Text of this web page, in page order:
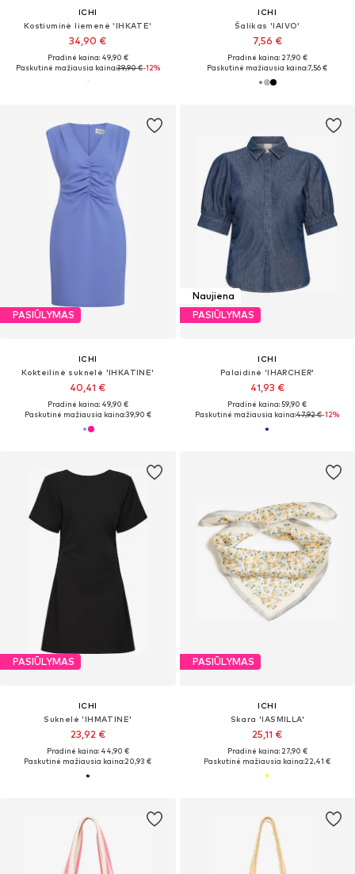
ICHI
Kostiuminė liemenė 'IHKATE'
34,90 €
Pradinė kaina: 49,90 €
Paskutinė mažiausia kaina:39,90 €-12%
ICHI
Šalikas 'IAIVO'
7,56 €
Pradinė kaina: 27,90 €
Paskutinė mažiausia kaina:7,56 €
PASIŪLYMAS
ICHI
Kokteilinė suknelė 'IHKATINE'
40,41 €
Pradinė kaina: 49,90 €
Paskutinė mažiausia kaina:39,90 €
Naujiena
PASIŪLYMAS
ICHI
Palaidinė 'IHARCHER'
41,93 €
Pradinė kaina: 59,90 €
Paskutinė mažiausia kaina:47,92 €-12%
PASIŪLYMAS
ICHI
Suknelė 'IHMATINE'
23,92 €
Pradinė kaina: 44,90 €
Paskutinė mažiausia kaina:20,93 €
PASIŪLYMAS
ICHI
Skara 'IASMILLA'
25,11 €
Pradinė kaina: 27,90 €
Paskutinė mažiausia kaina:22,41 €